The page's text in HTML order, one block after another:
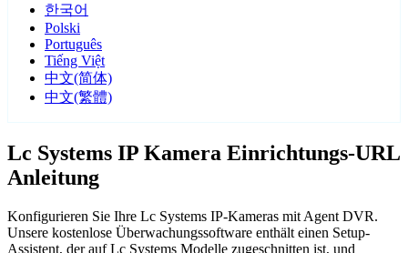
한국어
Polski
Português
Tiếng Việt
中文(简体)
中文(繁體)
Lc Systems IP Kamera Einrichtungs-URL
Anleitung
Konfigurieren Sie Ihre Lc Systems IP-Kameras mit Agent DVR.
Unsere kostenlose Überwachungssoftware enthält einen Setup-
Assistent, der auf Lc Systems Modelle zugeschnitten ist, und